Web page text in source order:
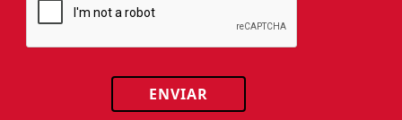
ENVIAR